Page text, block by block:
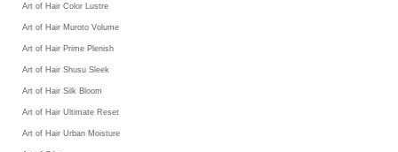
Art of Hair Color Lustre
Art of Hair Muroto Volume
Art of Hair Prime Plenish
Art of Hair Shusu Sleek
Art of Hair Silk Bloom
Art of Hair Ultimate Reset
Art of Hair Urban Moisture